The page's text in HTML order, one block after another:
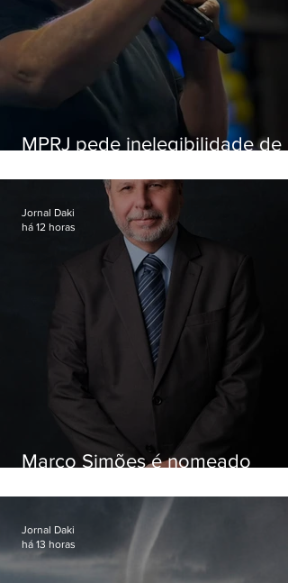
MPRJ pede inelegibilidade de
Marco Simões é nomeado
Jornal Daki
há 12 horas
Jornal Daki
há 13 horas